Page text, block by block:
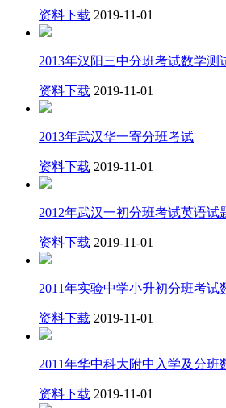
资料下载 2019-11-01
2013年汉阳三中分班考试数学测
资料下载 2019-11-01
2013年武汉华一寄分班考试
资料下载 2019-11-01
2012年武汉一初分班考试英语试
资料下载 2019-11-01
2011年实验中学小升初分班考试
资料下载 2019-11-01
2011年华中科大附中入学及分班
资料下载 2019-11-01